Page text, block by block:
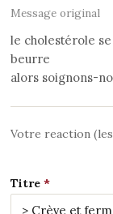
Message original
le cholestérole
beurre
alors soignons-
Votre reaction
Titre